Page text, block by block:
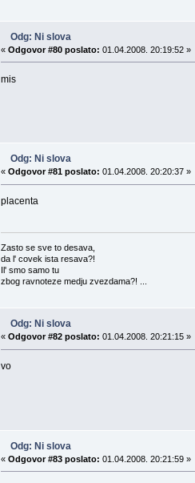
Odg: Ni slova
« Odgovor #80 poslato: 01.04.2008. 20:19:52 »
mis
Odg: Ni slova
« Odgovor #81 poslato: 01.04.2008. 20:20:37 »
placenta
Zasto se sve to desava,
da l' covek ista resava?!
Il' smo samo tu
zbog ravnoteze medju zvezdama?! ...
Odg: Ni slova
« Odgovor #82 poslato: 01.04.2008. 20:21:15 »
vo
Odg: Ni slova
« Odgovor #83 poslato: 01.04.2008. 20:21:59 »